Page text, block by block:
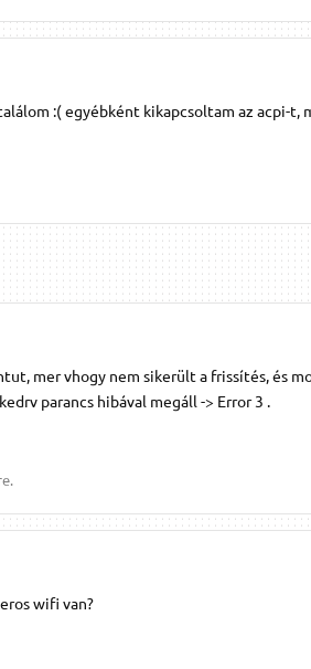
:( egyébként kikapcsoltam az acpi-
mer vhogy nem sikerült a frissítés, és
parancs hibával megáll -> Error 3 .
wifi van?